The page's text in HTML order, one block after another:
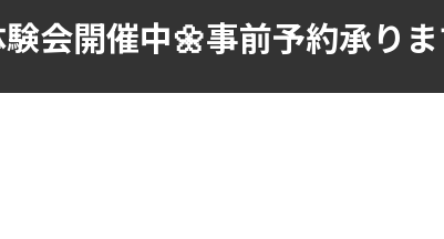
会開催中🌼事前予約承り